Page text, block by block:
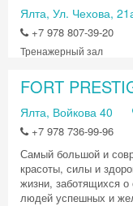
Ялта, Ул. Чехова,
+7 978 807-39-20
Тренажерный зал
FORT
Ялта, Войкова 40
+7 978 736-99-96
Самый большой и
красоты, силы и
жизни, заботящихся
людей успешных и